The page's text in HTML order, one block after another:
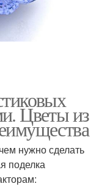
Цветы из
нужно сделать
поделка